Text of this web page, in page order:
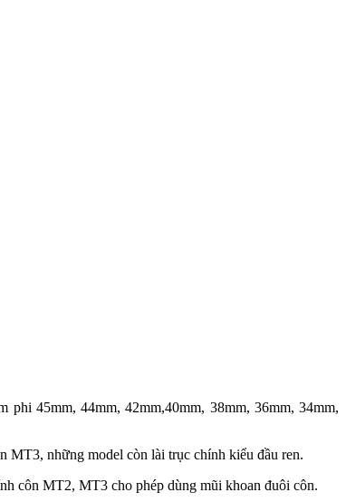
45mm, 44mm, 42mm,40mm, 38mm, 36mm, 34mm,
những model còn lài trục chính kiểu đầu ren.
côn MT2, MT3 cho phép dùng mũi khoan đuôi côn.